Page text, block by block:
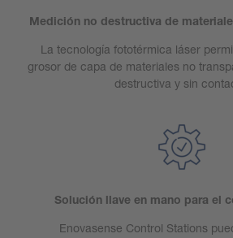
Medición no destructiva de
La tecnología fototérmica láser
grosor de capa de materiales no
destructiva y sin
Solución llave en mano para el
Enovasense Control Stations